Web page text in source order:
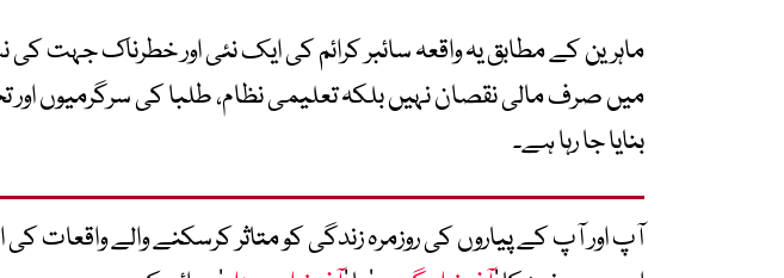
ماہرین کے مطابق یہ واقعہ سائبر کرائم کی ایک نئی اور خطرناک جہت
میں صرف مالی نقصان نہیں بلکہ تعلیمی نظام، طلبا کی سرگرمیوں اور
بنایا جا رہا ہے۔
آپ اور آپ کے پیاروں کی روزمرہ زندگی کو متاثر کرسکنے والے واقعات